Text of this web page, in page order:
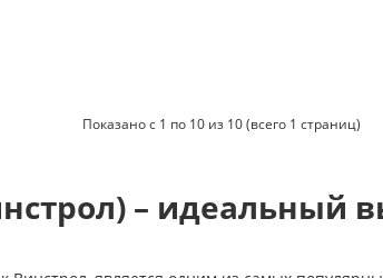
Показано с 1 по 10 из 10 (всего 1 страниц)
– идеальный